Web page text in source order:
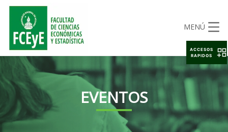
MENÚ
EVENTOS
ACCESOS
RAPIDOS